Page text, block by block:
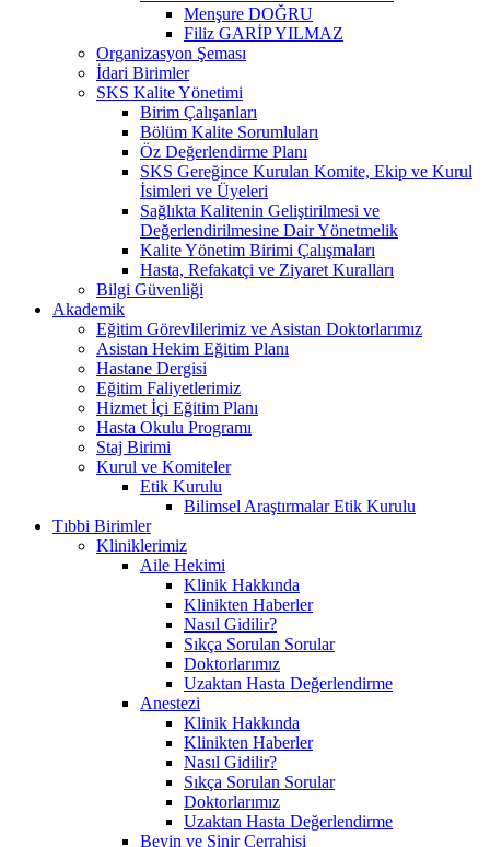
Menşure DOĞRU
Filiz GARİP YILMAZ
Organizasyon Şeması
İdari Birimler
SKS Kalite Yönetimi
Birim Çalışanları
Bölüm Kalite Sorumluları
Öz Değerlendirme Planı
SKS Gereğince Kurulan Komite, Ekip ve Kurul
İsimleri ve Üyeleri
Sağlıkta Kalitenin Geliştirilmesi ve
Değerlendirilmesine Dair Yönetmelik
Kalite Yönetim Birimi Çalışmaları
Hasta, Refakatçi ve Ziyaret Kuralları
Bilgi Güvenliği
Akademik
Eğitim Görevlilerimiz ve Asistan Doktorlarımız
Asistan Hekim Eğitim Planı
Hastane Dergisi
Eğitim Faliyetlerimiz
Hizmet İçi Eğitim Planı
Hasta Okulu Programı
Staj Birimi
Kurul ve Komiteler
Etik Kurulu
Bilimsel Araştırmalar Etik Kurulu
Tıbbi Birimler
Kliniklerimiz
Aile Hekimi
Klinik Hakkında
Klinikten Haberler
Nasıl Gidilir?
Sıkça Sorulan Sorular
Doktorlarımız
Uzaktan Hasta Değerlendirme
Anestezi
Klinik Hakkında
Klinikten Haberler
Nasıl Gidilir?
Sıkça Sorulan Sorular
Doktorlarımız
Uzaktan Hasta Değerlendirme
Beyin ve Sinir Cerrahisi